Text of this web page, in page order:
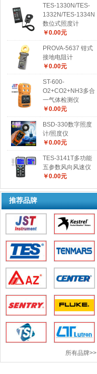
TES-1330N/TES-
1332N/TES-1334N
数位式照度计
￥0.00元
PROVA-5637 钳式
接地电阻计
￥0.00元
ST-600-
O2+CO2+NH3多合
一气体检测仪
￥0.00元
BSD-330数字照度
计/照度仪
￥0.00元
TES-3141T多功能
五参数风向风速仪
￥0.00元
推荐品牌
所有品牌>>